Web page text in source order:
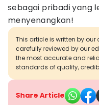
sebagai pribadi yang
menyenangkan!
This article is written by
carefully reviewed by our
the most accurate and
standards of quality,
Share Article